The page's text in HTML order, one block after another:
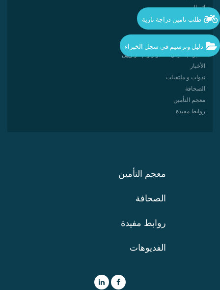
اتصال
دليل شركات التأمين وإعادة التأمين
الخبراء,معایني الأضرار والإكتواريين
الأخبار
ندوات و ملتقيات
الصحافة
معجم التأمين
روابط مفيدة
معجم التأمين
الصحافة
روابط مفيدة
الفديوهات
طلب تامين دراجة نارية
دليل وترسيم في سجل الخبراء